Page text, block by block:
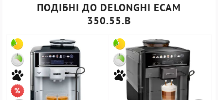
ПОДІБНІ ДО DELONGHI ECAM
350.55.B